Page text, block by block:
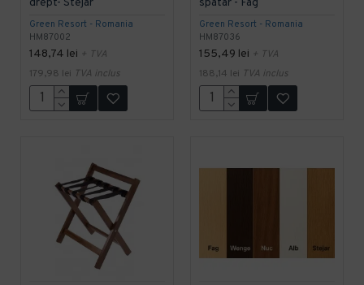
Green Resort - Romania
HM87002
148,74 lei + TVA
179,98 lei TVA inclus
Green Resort - Romania
HM87036
155,49 lei + TVA
188,14 lei TVA inclus